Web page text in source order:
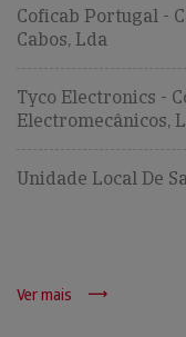
Coficab Portugal -
Cabos, Lda
Tyco Electronics -
Electromecânicos,
Unidade Local De
Ver mais